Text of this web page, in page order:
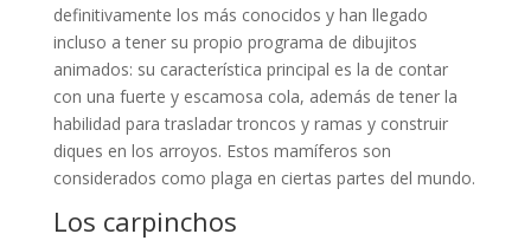
definitivamente los más conocidos y han llegado
incluso a tener su propio programa de dibujitos
animados: su característica principal es la de contar
con una fuerte y escamosa cola, además de tener la
habilidad para trasladar troncos y ramas y construir
diques en los arroyos. Estos mamíferos son
considerados como plaga en ciertas partes del mundo.
Los carpinchos